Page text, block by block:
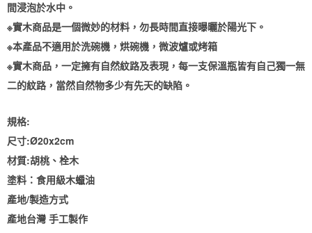
間浸泡於水中。
※實木商品是一個微妙的材料，勿長時間直接曝曬於陽光下。
※本產品不適用於洗碗機，烘碗機，微波爐或烤箱
※實木商品，一定擁有自然紋路及表現，每一支保溫瓶皆有自己獨一無
二的紋路，當然自然物多少有先天的缺陷。
規格:
尺寸:Ø20x2cm
材質:胡桃、栓木
塗料：食用級木蠟油
產地/製造方式
產地台灣 手工製作